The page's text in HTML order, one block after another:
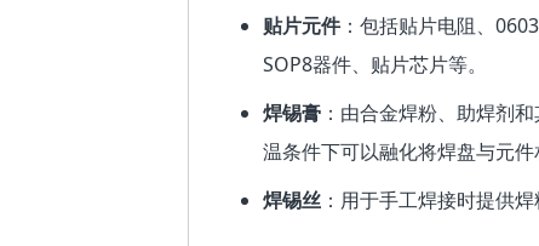
贴片元件：包括贴片电阻、
SOP8器件、贴片芯片等。
焊锡膏：由合金焊粉、助焊剂
温条件下可以融化将焊盘与元件
焊锡丝：用于手工焊接时提供焊